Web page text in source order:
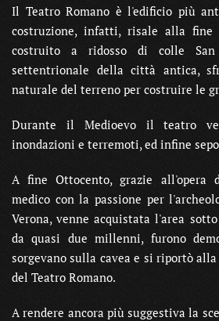
Il Teatro Romano è l'edificio più
costruzione, infatti, risale alla fine
costruito a ridosso di colle
settentrionale della città antica,
naturale del terreno per costruire le
Durante il Medioevo il teatro
inondazioni e terremoti, ed infine
A fine Ottocento, grazie all'opera
medico con la passione per
Verona, venne acquistata l'area
da quasi due millenni, furono
sorgevano sulla cavea e si riportò
del Teatro Romano.
A rendere ancora più suggestiva la